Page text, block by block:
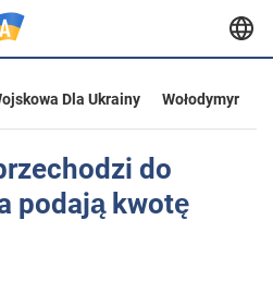
Dla Ukrainy
Wołodymyr
do
podają kwotę